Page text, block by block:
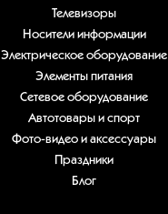
Телевизоры
Носители информации
Электрическое оборудование
Элементы питания
Сетевое оборудование
Автотовары и спорт
Фото-видео и аксессуары
Праздники
Блог